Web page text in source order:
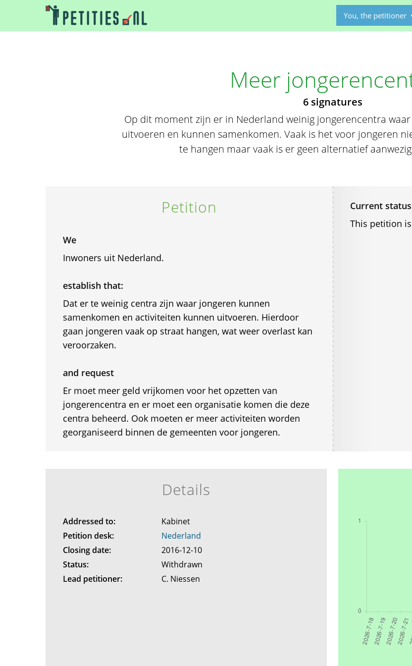
You, the petitioner
Meer
6 signatures
Op dit moment zijn er in Nederland weinig jongerencentra
uitvoeren en kunnen samenkomen. Vaak is het voor jongeren
te hangen maar vaak is er geen alternatief
Petition
We
Inwoners uit Nederland.
establish that:
Dat er te weinig centra zijn waar jongeren kunnen
samenkomen en activiteiten kunnen uitvoeren. Hierdoor
gaan jongeren vaak op straat hangen, wat weer overlast kan
veroorzaken.
and request
Er moet meer geld vrijkomen voor het opzetten van
jongerencentra en er moet een organisatie komen die deze
centra beheerd. Ook moeten er meer activiteiten worden
georganiseerd binnen de gemeenten voor jongeren.
Current status
This petition
Details
Addressed to:
Kabinet
Petition desk:
Nederland
Closing date:
2016-12-10
Status:
Withdrawn
Lead petitioner:
C. Niessen